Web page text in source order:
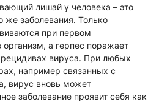
лишай у человека – это
же заболевания. Только
при первом
организм, а герпес поражает
вируса. При любых
например связанных с
вирус вновь может
заболевание проявит себя как